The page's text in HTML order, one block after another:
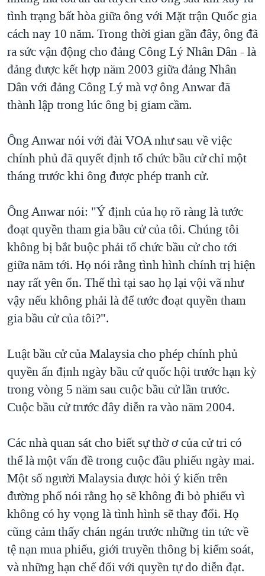
tình trạng bất hòa giữa ông với Mặt trận Quốc gia
cách nay 10 năm. Trong thời gian gần đây, ông đã
ra sức vận động cho đảng Công Lý Nhân Dân - là
đảng được kết hợp năm 2003 giữa đảng Nhân
Dân với đảng Công Lý mà vợ ông Anwar đã
thành lập trong lúc ông bị giam cầm.
Ông Anwar nói với đài VOA như sau về việc
chính phủ đã quyết định tổ chức bầu cử chỉ một
tháng trước khi ông được phép tranh cử.
Ông Anwar nói: "Ý định của họ rõ ràng là tước
đoạt quyền tham gia bầu cử của tôi. Chúng tôi
không bị bắt buộc phải tổ chức bầu cử cho tới
giữa năm tới. Họ nói rằng tình hình chính trị hiện
nay rất yên ổn. Thế thì tại sao họ lại vội vã như
vậy nếu không phải là để tước đoạt quyền tham
gia bầu cử của tôi?".
Luật bầu cử của Malaysia cho phép chính phủ
quyền ấn định ngày bầu cử quốc hội trước hạn kỳ
trong vòng 5 năm sau cuộc bầu cử lần trước.
Cuộc bầu cử trước đây diễn ra vào năm 2004.
Các nhà quan sát cho biết sự thờ ơ của cử tri có
thể là một vấn đề trong cuộc đầu phiếu ngày mai.
Một số người Malaysia được hỏi ý kiến trên
đường phố nói rằng họ sẽ không đi bỏ phiếu vì
không có hy vọng là tình hình sẽ thay đổi. Họ
cũng cảm thấy chán ngán trước những tin tức về
tệ nạn mua phiếu, giới truyền thông bị kiểm soát,
và những hạn chế đối với quyền tự do diễn đạt.